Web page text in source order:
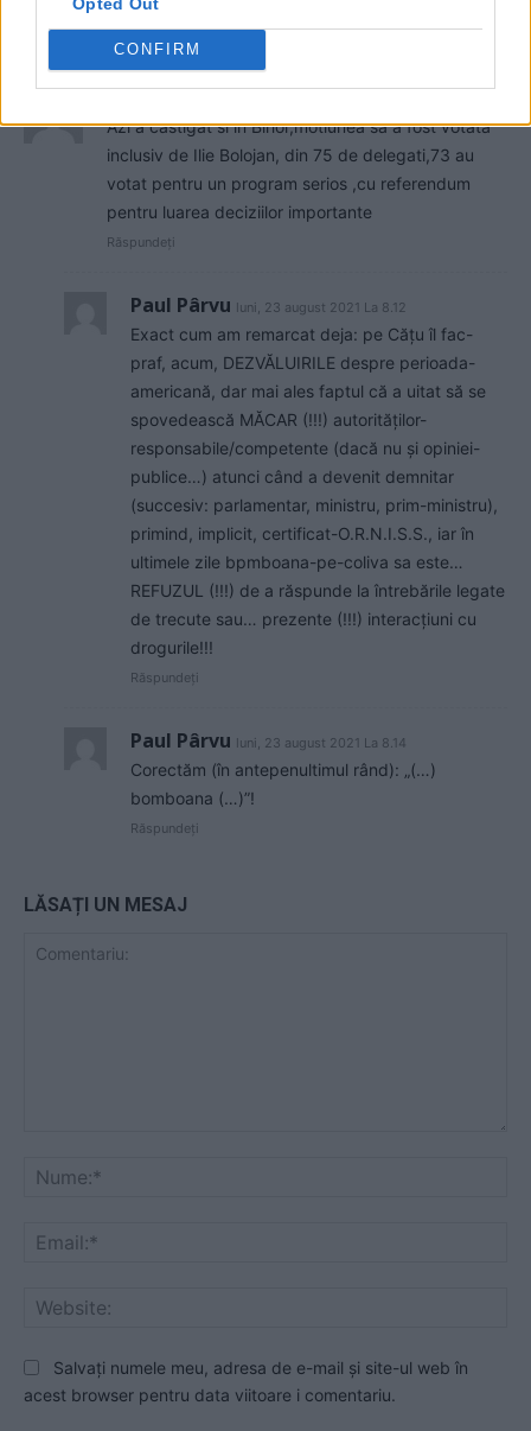
CONFIRM
Răspundeți
Lia
Azi a castigat si in Bihor,motiunea sa a fost votata
inclusiv de Ilie Bolojan, din 75 de delegati,73 au
votat pentru un program serios ,cu referendum
pentru luarea deciziilor importante
Răspundeți
Paul Pârvu luni, 23 august 2021 La 8.12
Exact cum am remarcat deja: pe Cățu îl fac-
praf, acum, DEZVĂLUIRILE despre perioada-
americană, dar mai ales faptul că a uitat să se
spovedească MĂCAR (!!!) autorităților-
responsabile/competente (dacă nu și opiniei-
publice…) atunci când a devenit demnitar
(succesiv: parlamentar, ministru, prim-ministru),
primind, implicit, certificat-O.R.N.I.S.S., iar în
ultimele zile bpmboana-pe-coliva sa este…
REFUZUL (!!!) de a răspunde la întrebările legate
de trecute sau… prezente (!!!) interacțiuni cu
drogurile!!!
Răspundeți
Paul Pârvu luni, 23 august 2021 La 8.14
Corectăm (în antepenultimul rând): „(…)
bomboana (…)”!
Răspundeți
LĂSAȚI UN MESAJ
Salvați numele meu, adresa de e-mail și site-ul web în
acest browser pentru data viitoare i comentariu.